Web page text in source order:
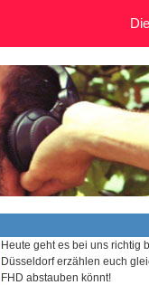
Heute geht es bei uns richtig
Düsseldorf erzählen euch
FHD abstauben könnt!